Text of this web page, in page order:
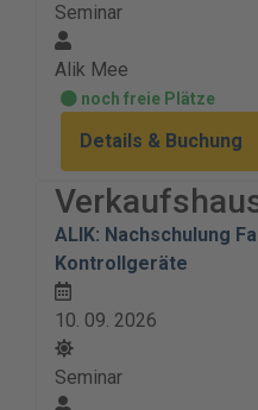
Seminar
Alik Mee
noch freie Plätze
Details & Buchung
ALIK: Nachschulung
Kontrollgeräte
10. 09. 2026
Seminar